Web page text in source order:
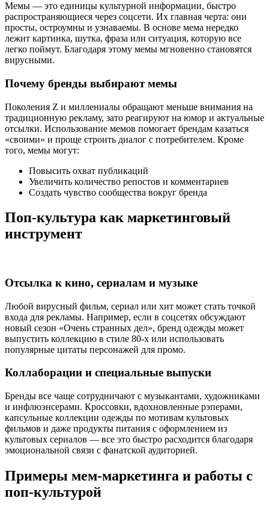
Мемы — это единицы культурной информации, быстро
распространяющиеся через соцсети. Их главная черта: они
просты, остроумны и узнаваемы. В основе мема нередко
лежит картинка, шутка, фраза или ситуация, которую все
легко поймут. Благодаря этому мемы мгновенно становятся
вирусными.
Почему бренды выбирают мемы
Поколения Z и миллениалы обращают меньше внимания на
традиционную рекламу, зато реагируют на юмор и актуальные
отсылки. Использование мемов помогает брендам казаться
«своими» и проще строить диалог с потребителем. Кроме
того, мемы могут:
Повысить охват публикаций
Увеличить количество репостов и комментариев
Создать чувство сообщества вокруг бренда
Поп-культура как маркетинговый
инструмент
Отсылка к кино, сериалам и музыке
Любой вирусный фильм, сериал или хит может стать точкой
входа для рекламы. Например, если в соцсетях обсуждают
новый сезон «Очень странных дел», бренд одежды может
выпустить коллекцию в стиле 80-х или использовать
популярные цитаты персонажей для промо.
Коллаборации и специальные выпуски
Бренды все чаще сотрудничают с музыкантами, художниками
и инфлюэнсерами. Кроссовки, вдохновленные рэперами,
капсульные коллекции одежды по мотивам культовых
фильмов и даже продукты питания с оформлением из
культовых сериалов — все это быстро расходится благодаря
эмоциональной связи с фанатской аудиторией.
Примеры мем-маркетинга и работы с
поп-культурой